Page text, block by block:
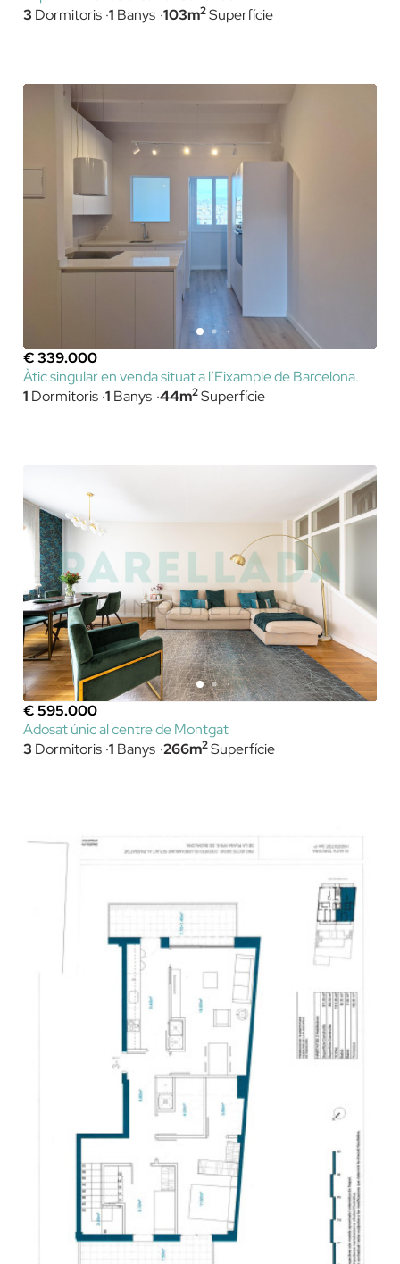
3 Dormitoris 1 Banys 103m2Superfície
€ 339.000
Àtic singular en venda situat a l’Eixample de Barcelona.
1 Dormitoris 1 Banys 44m2Superfície
€ 595.000
Adosat únic al centre de Montgat
3 Dormitoris 1 Banys 266m2Superfície